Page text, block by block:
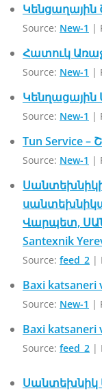
Կենցաղային
Source: New-1
Հատուկ
Source: New-1
Source: New-1
Tun Service
Source: New-1
Սանտեխնիկի
Վարպետ,
Santexnik
Source: feed_2
Baxi katsaneri
Source: New-1
Baxi katsaneri
Source: feed_2
Սանտեխնիկ